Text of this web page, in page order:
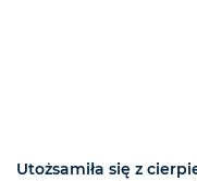
Utożsamiła się z